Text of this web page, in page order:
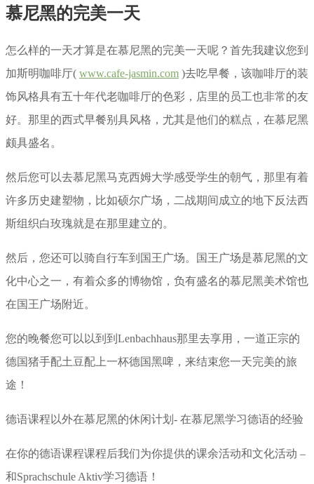
慕尼黑的完美一天
怎么样的一天才算是在慕尼黑的完美一天呢？首先我建议您到
加斯明咖啡厅( www.cafe-jasmin.com )去吃早餐，该咖啡厅的装
饰风格具有五十年代老咖啡厅的色彩，店里的员工也非常的友
好。那里的西式早餐别具风格，尤其是他们的糕点，在慕尼黑
颇具盛名。
然后您可以去慕尼黑马克西姆大学感受学生的朝气，那里有着
许多历史建塑物，比如硕尔广场，二战期间成立的地下反法西
斯组织白玫瑰就是在那里建立的。
然后，您还可以骑自行车到国王广场。国王广场是慕尼黑的文
化中心之一，有着众多的博物馆，负有盛名的慕尼黑美术馆也
在国王广场附近。
您的晚餐您可以以到到Lenbachhaus那里去享用，一道正宗的
德国猪手配土豆配上一杯德国黑啤，来结束您一天完美的旅
途！
德语课程以外在慕尼黑的休闲计划- 在慕尼黑学习德语的经验
在你的德语课程课程后我们为你提供的课余活动和文化活动 –
和Sprachschule Aktiv学习德语！